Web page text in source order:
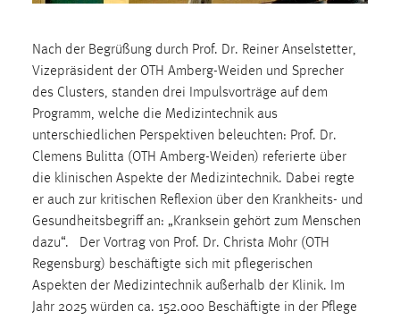
Nach der Begrüßung durch Prof. Dr. Reiner Anselstetter,
Vizepräsident der OTH Amberg-Weiden und Sprecher
des Clusters, standen drei Impulsvorträge auf dem
Programm, welche die Medizintechnik aus
unterschiedlichen Perspektiven beleuchten: Prof. Dr.
Clemens Bulitta (OTH Amberg-Weiden) referierte über
die klinischen Aspekte der Medizintechnik. Dabei regte
er auch zur kritischen Reflexion über den Krankheits- und
Gesundheitsbegriff an: „Kranksein gehört zum Menschen
dazu“. Der Vortrag von Prof. Dr. Christa Mohr (OTH
Regensburg) beschäftigte sich mit pflegerischen
Aspekten der Medizintechnik außerhalb der Klinik. Im
Jahr 2025 würden ca. 152.000 Beschäftigte in der Pflege
Name:
site-language-preference
Zweck:
Das Cookie speichert die gewählte Sprache der Website.
Cookie Laufzeit:
30 Tage
Chat
Name:
MibewSessionID, MIBEW_UserID, mibew_locale, mibew-